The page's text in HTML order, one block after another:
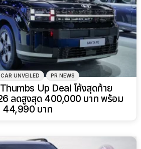
CAR UNVEILED PR NEWS
Up Deal โค้งสุดท้าย
ลดสูงสุด 400,000 บาท พร้อม
44,990 บาท